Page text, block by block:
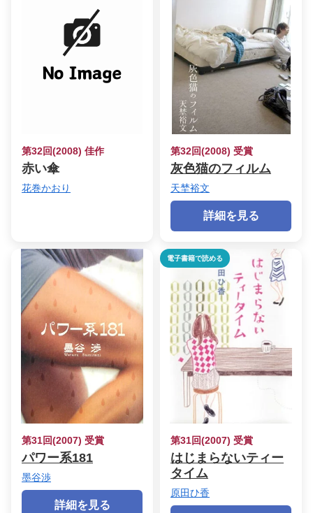
第32回(2008) 佳作
赤い傘
花巻かおり
第32回(2008) 受賞
灰色猫のフィルム
天埜裕文
詳細を見る
第31回(2007) 受賞
パワー系181
墨谷渉
詳細を見る
電子書籍で読める
第31回(2007) 受賞
はじまらないティー
タイム
原田ひ香